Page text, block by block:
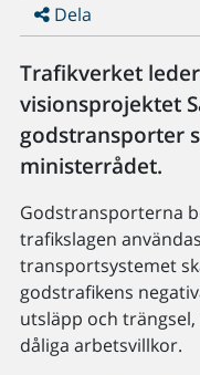
Dela
Trafikverket
visionsprojektet
godstransporter
ministerrådet.
Godstransporterna
trafikslagen
transportsystemet
godstrafikens
utsläpp och
dåliga arbetsvillkor.